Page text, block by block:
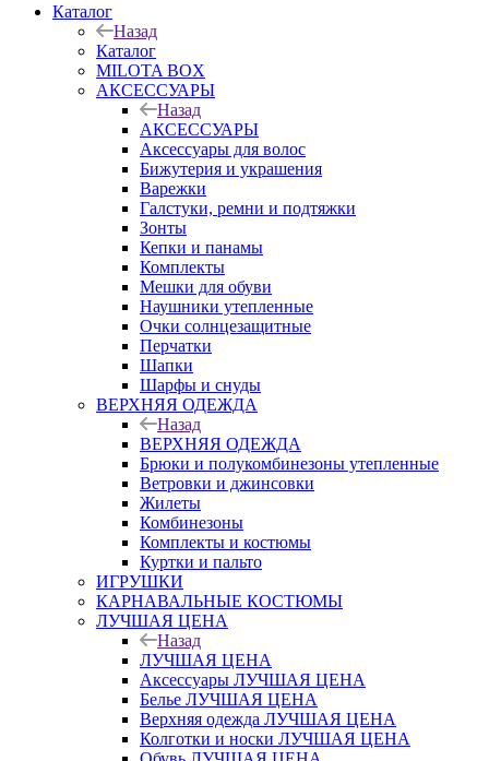
Каталог
Назад
Каталог
MILOTA BOX
АКСЕССУАРЫ
Назад
АКСЕССУАРЫ
Аксессуары для волос
Бижутерия и украшения
Варежки
Галстуки, ремни и подтяжки
Зонты
Кепки и панамы
Комплекты
Мешки для обуви
Наушники утепленные
Очки солнцезащитные
Перчатки
Шапки
Шарфы и снуды
ВЕРХНЯЯ ОДЕЖДА
Назад
ВЕРХНЯЯ ОДЕЖДА
Брюки и полукомбинезоны утепленные
Ветровки и джинсовки
Жилеты
Комбинезоны
Комплекты и костюмы
Куртки и пальто
ИГРУШКИ
КАРНАВАЛЬНЫЕ КОСТЮМЫ
ЛУЧШАЯ ЦЕНА
Назад
ЛУЧШАЯ ЦЕНА
Аксессуары ЛУЧШАЯ ЦЕНА
Белье ЛУЧШАЯ ЦЕНА
Верхняя одежда ЛУЧШАЯ ЦЕНА
Колготки и носки ЛУЧШАЯ ЦЕНА